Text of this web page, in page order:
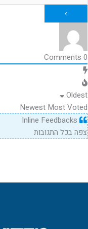
0
Oldest
Newest Most Voted
צפה בכל התגובות